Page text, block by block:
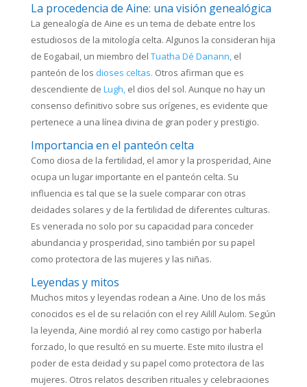
La procedencia de Aine: una visión genealógica
La genealogía de Aine es un tema de debate entre los
estudiosos de la mitología celta. Algunos la consideran hija
de Eogabail, un miembro del Tuatha Dé Danann,el
panteón de los dioses celtas. Otros afirman que es
descendiente de Lugh,el dios del sol. Aunque no hay un
consenso definitivo sobre sus orígenes, es evidente que
pertenece a una línea divina de gran poder y prestigio.
Importancia en el panteón celta
Como diosa de la fertilidad, el amor y la prosperidad, Aine
ocupa un lugar importante en el panteón celta. Su
influencia es tal que se la suele comparar con otras
deidades solares y de la fertilidad de diferentes culturas.
Es venerada no solo por su capacidad para conceder
abundancia y prosperidad, sino también por su papel
como protectora de las mujeres y las niñas.
Leyendas y mitos
Muchos mitos y leyendas rodean a Aine. Uno de los más
conocidos es el de su relación con el rey Ailill Aulom. Según
la leyenda, Aine mordió al rey como castigo por haberla
forzado, lo que resultó en su muerte. Este mito ilustra el
poder de esta deidad y su papel como protectora de las
mujeres. Otros relatos describen rituales y celebraciones